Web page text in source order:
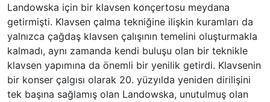
Landowska için bir klavsen konçertosu meydana
getirmişti. Klavsen çalma tekniğine ilişkin kuramları da
yalnızca çağdaş klavsen çalışının temelini oluşturmakla
kalmadı, aynı zamanda kendi buluşu olan bir teknikle
klavsen yapımına da önemli bir yenilik getirdi. Klavsenin
bir konser çalgısı olarak 20. yüzyılda yeniden dirilişini
tek başına sağlamış olan Landowska, unutulmuş olan